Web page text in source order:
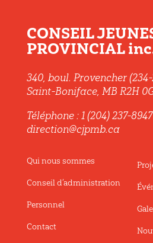
CONSEIL
PROVINCIAL
340, boul. Provencher
Saint-Boniface, MB R2H
Téléphone : 1 (204) 237-8947
direction@cjpmb.ca
Qui nous sommes
Conseil d’administration
Personnel
Contact